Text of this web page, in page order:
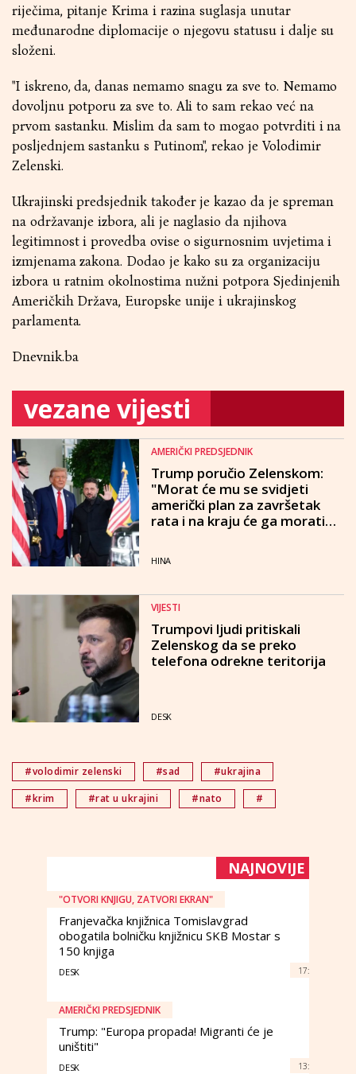
riječima, pitanje Krima i razina suglasja unutar
međunarodne diplomacije o njegovu statusu i dalje su
složeni.
"I iskreno, da, danas nemamo snagu za sve to. Nemamo
dovoljnu potporu za sve to. Ali to sam rekao već na
prvom sastanku. Mislim da sam to mogao potvrditi i na
posljednjem sastanku s Putinom", rekao je Volodimir
Zelenski.
Ukrajinski predsjednik također je kazao da je spreman
na održavanje izbora, ali je naglasio da njihova
legitimnost i provedba ovise o sigurnosnim uvjetima i
izmjenama zakona. Dodao je kako su za organizaciju
izbora u ratnim okolnostima nužni potpora Sjedinjenih
Američkih Država, Europske unije i ukrajinskog
parlamenta.
Dnevnik.ba
vezane vijesti
AMERIČKI PREDSJEDNIK
Trump poručio Zelenskom:
"Morat će mu se svidjeti
američki plan za završetak
rata i na kraju će ga morati
HINA
VIJESTI
Trumpovi ljudi pritiskali
Zelenskog da se preko
telefona odrekne teritorija
DESK
#volodimir zelenski #sad
#ukrajina
#krim
#rat u ukrajini #nato #
NAJNOVIJE
"OTVORI KNJIGU, ZATVORI EKRAN"
Franjevačka knjižnica Tomislavgrad
obogatila bolničku knjižnicu SKB Mostar s
150 knjiga
DESK 17:
AMERIČKI PREDSJEDNIK
Trump: "Europa propada! Migranti će je
uništiti"
DESK 13: